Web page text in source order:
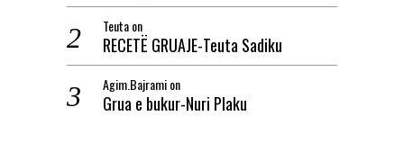
Teutaon
RECETË GRUAJE-Teuta Sadiku
Agim.Bajramion
Grua e bukur-Nuri Plaku